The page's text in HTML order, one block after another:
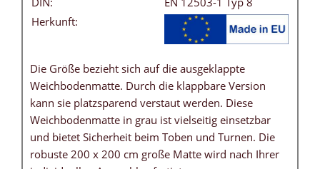
Herkunft:
Die Größe bezieht sich auf die ausgeklappte
Weichbodenmatte. Durch die klappbare Version
kann sie platzsparend verstaut werden. Diese
Weichbodenmatte in grau ist vielseitig einsetzbar
und bietet Sicherheit beim Toben und Turnen. Die
robuste 200 x 200 cm große Matte wird nach Ihrer